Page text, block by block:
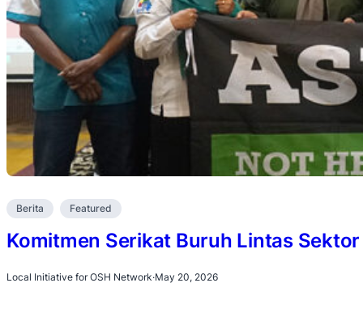
Berita Featured
Komitmen Serikat Buruh Lintas
Local Initiative for OSH Network·May 20, 2026